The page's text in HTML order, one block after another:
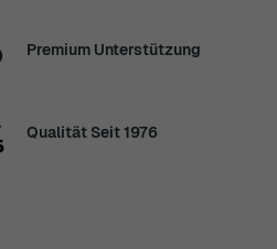
Premium Unterstützung
Qualität Seit 1976